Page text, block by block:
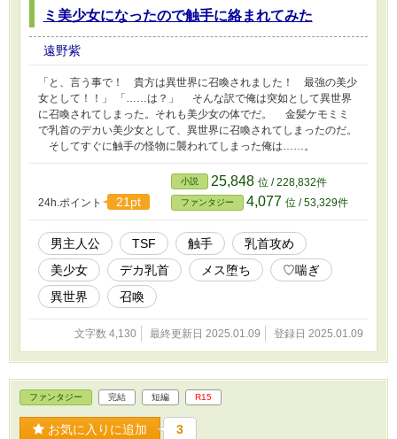
ミ美少女になったので触手に絡まれてみた
遠野紫
「と、言う事で！ 貴方は異世界に召喚されました！ 最強の美少
女として！！」 「……は？」 そんな訳で俺は突如として異世界
に召喚されてしまった。それも美少女の体でだ。 金髪ケモミミ
で乳首のデカい美少女として、異世界に召喚されてしまったのだ。
そしてすぐに触手の怪物に襲われてしまった俺は……。
24h.ポイント 21pt
小説 25,848 位 / 228,832件
ファンタジー 4,077 位 / 53,329件
男主人公 TSF 触手
乳首攻め
美少女
デカ乳首 メス堕ち
♡喘ぎ
異世界
召喚
文字数 4,130 最終更新日 2025.01.09 登録日 2025.01.09
ファンタジー 完結 短編 R15
お気に入りに追加 3